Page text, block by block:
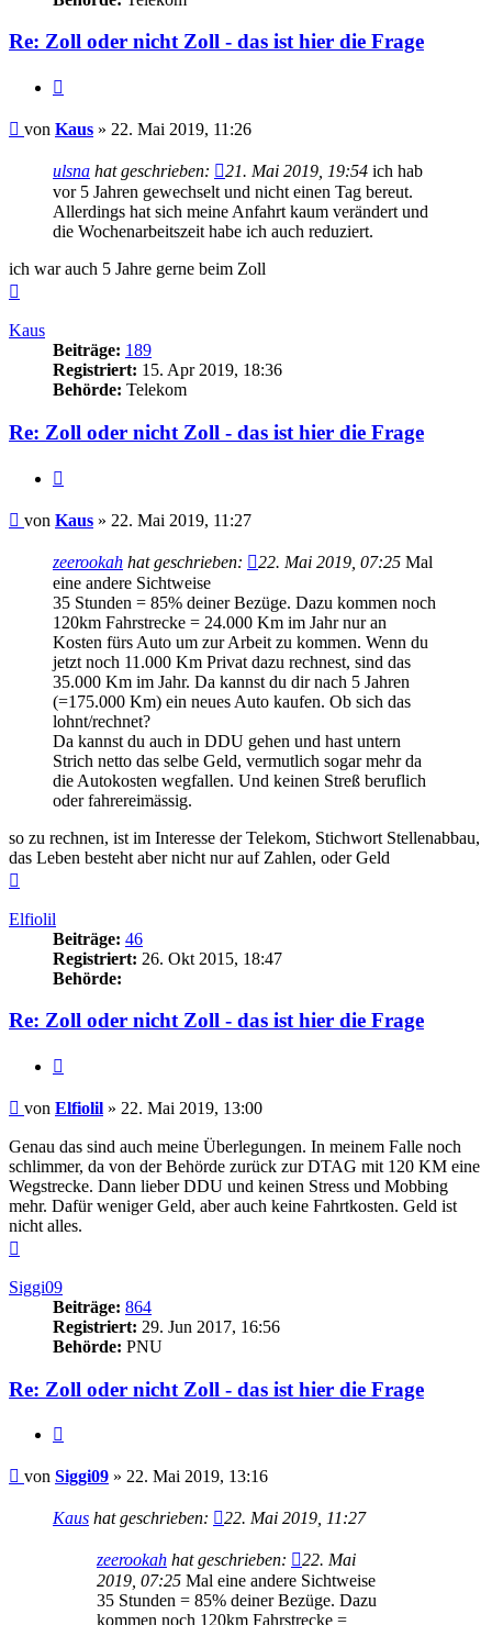
Re: Zoll oder nicht Zoll - das ist hier die Frage
Beitrag
von Kaus » 22. Mai 2019, 11:26
ulsna hat geschrieben: 21. Mai 2019, 19:54 ich hab
vor 5 Jahren gewechselt und nicht einen Tag bereut.
Allerdings hat sich meine Anfahrt kaum verändert und
die Wochenarbeitszeit habe ich auch reduziert.
ich war auch 5 Jahre gerne beim Zoll
Kaus
Beiträge: 189
Registriert: 15. Apr 2019, 18:36
Behörde: Telekom
Re: Zoll oder nicht Zoll - das ist hier die Frage
Beitrag
von Kaus » 22. Mai 2019, 11:27
zeerookah hat geschrieben: 22. Mai 2019, 07:25 Mal
eine andere Sichtweise
35 Stunden = 85% deiner Bezüge. Dazu kommen noch
120km Fahrstrecke = 24.000 Km im Jahr nur an
Kosten fürs Auto um zur Arbeit zu kommen. Wenn du
jetzt noch 11.000 Km Privat dazu rechnest, sind das
35.000 Km im Jahr. Da kannst du dir nach 5 Jahren
(=175.000 Km) ein neues Auto kaufen. Ob sich das
lohnt/rechnet?
Da kannst du auch in DDU gehen und hast untern
Strich netto das selbe Geld, vermutlich sogar mehr da
die Autokosten wegfallen. Und keinen Streß beruflich
oder fahrereimässig.
so zu rechnen, ist im Interesse der Telekom, Stichwort Stellenabbau,
das Leben besteht aber nicht nur auf Zahlen, oder Geld
Elfiolil
Beiträge: 46
Registriert: 26. Okt 2015, 18:47
Behörde:
Re: Zoll oder nicht Zoll - das ist hier die Frage
Beitrag
von Elfiolil » 22. Mai 2019, 13:00
Genau das sind auch meine Überlegungen. In meinem Falle noch
schlimmer, da von der Behörde zurück zur DTAG mit 120 KM eine
Wegstrecke. Dann lieber DDU und keinen Stress und Mobbing
mehr. Dafür weniger Geld, aber auch keine Fahrtkosten. Geld ist
nicht alles.
Siggi09
Beiträge: 864
Registriert: 29. Jun 2017, 16:56
Behörde: PNU
Re: Zoll oder nicht Zoll - das ist hier die Frage
Beitrag
von Siggi09 » 22. Mai 2019, 13:16
Kaus hat geschrieben: 22. Mai 2019, 11:27
zeerookah hat geschrieben:
22. Mai
2019, 07:25 Mal eine andere Sichtweise
35 Stunden = 85% deiner Bezüge. Dazu
kommen noch 120km Fahrstrecke =